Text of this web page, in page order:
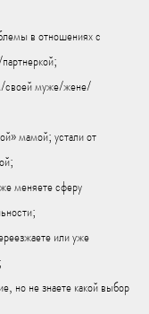
в отношениях с
своей муже/жене/
мамой; устали от
меняете сферу
или уже
но не знаете какой выбор